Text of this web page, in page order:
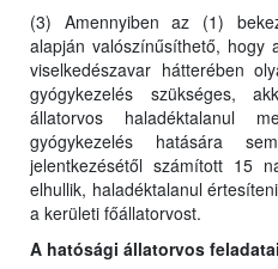
(3) Amennyiben az (1)
alapján valószínűsíthető, hogy
viselkedészavar hátterében
gyógykezelés szükséges,
állatorvos haladéktalanul
gyógykezelés hatására
jelentkezésétől számított 15
elhullik, haladéktalanul
a kerületi főállatorvost.
A hatósági állatorvos feladatai